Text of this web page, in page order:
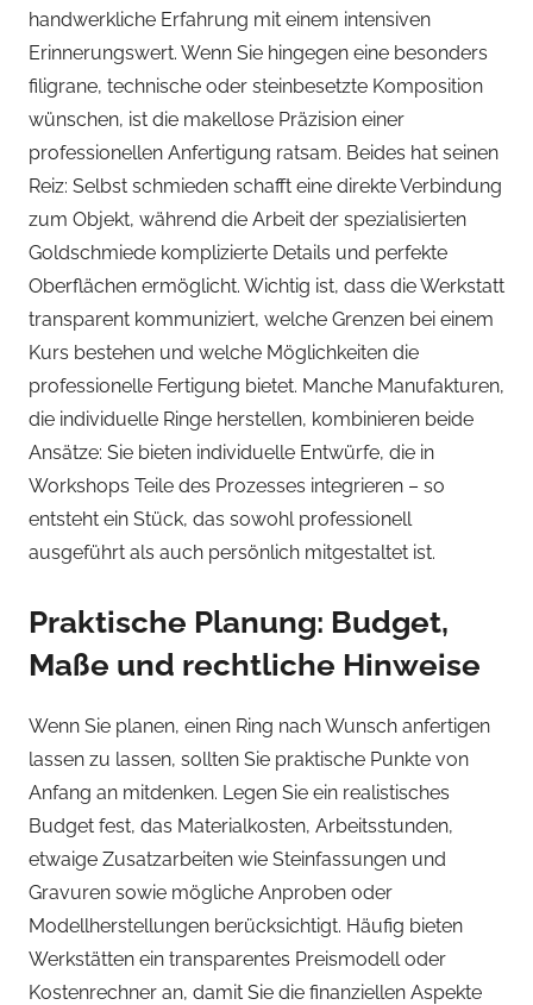
handwerkliche Erfahrung mit einem intensiven
Erinnerungswert. Wenn Sie hingegen eine besonders
filigrane, technische oder steinbesetzte Komposition
wünschen, ist die makellose Präzision einer
professionellen Anfertigung ratsam. Beides hat seinen
Reiz: Selbst schmieden schafft eine direkte Verbindung
zum Objekt, während die Arbeit der spezialisierten
Goldschmiede komplizierte Details und perfekte
Oberflächen ermöglicht. Wichtig ist, dass die Werkstatt
transparent kommuniziert, welche Grenzen bei einem
Kurs bestehen und welche Möglichkeiten die
professionelle Fertigung bietet. Manche Manufakturen,
die individuelle Ringe herstellen, kombinieren beide
Ansätze: Sie bieten individuelle Entwürfe, die in
Workshops Teile des Prozesses integrieren – so
entsteht ein Stück, das sowohl professionell
ausgeführt als auch persönlich mitgestaltet ist.
Praktische Planung: Budget,
Maße und rechtliche Hinweise
Wenn Sie planen, einen Ring nach Wunsch anfertigen
lassen zu lassen, sollten Sie praktische Punkte von
Anfang an mitdenken. Legen Sie ein realistisches
Budget fest, das Materialkosten, Arbeitsstunden,
etwaige Zusatzarbeiten wie Steinfassungen und
Gravuren sowie mögliche Anproben oder
Modellherstellungen berücksichtigt. Häufig bieten
Werkstätten ein transparentes Preismodell oder
Kostenrechner an, damit Sie die finanziellen Aspekte